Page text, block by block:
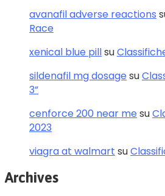
avanafil adverse reactions
Race
xenical blue pillsu
sildenafil mg dosagesu
3”
cenforce 200 near mesu
2023
viagra at walmart su
Archives